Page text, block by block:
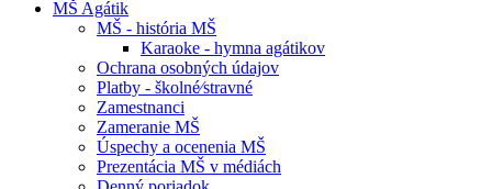
MŠ Agátik
MŠ - história MŠ
Karaoke - hymna agátikov
Ochrana osobných údajov
Platby - školné⁄stravné
Zamestnanci
Zameranie MŠ
Úspechy a ocenenia MŠ
Prezentácia MŠ v médiách